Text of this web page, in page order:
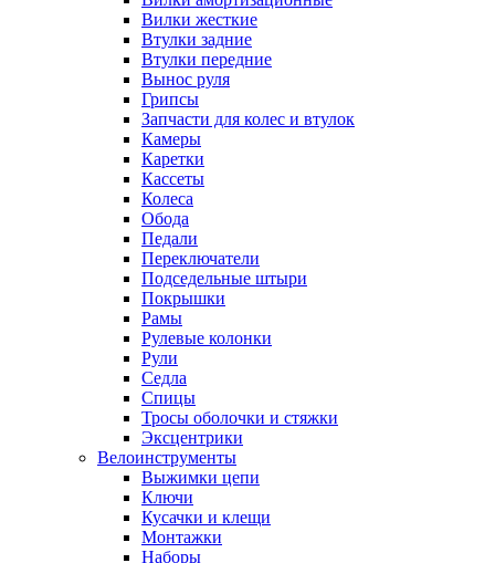
Вилки жесткие
Втулки задние
Втулки передние
Вынос руля
Грипсы
Запчасти для колес и втулок
Камеры
Каретки
Кассеты
Колеса
Обода
Педали
Переключатели
Подседельные штыри
Покрышки
Рамы
Рулевые колонки
Рули
Седла
Спицы
Тросы оболочки и стяжки
Эксцентрики
Велоинструменты
Выжимки цепи
Ключи
Кусачки и клещи
Монтажки
Наборы